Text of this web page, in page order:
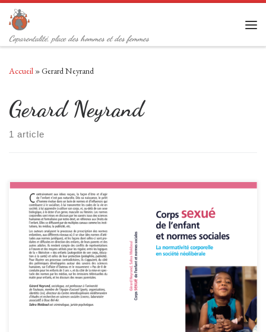
Passer au contenu
Coparentalité, place des hommes et des femmes
Accueil »Gerard Neyrand
Gerard Neyrand
1 article
Le mot de l’auteur, M. Gérard Neyrand : Chers amis, Bien qu’initiée il y
a 3 ans, la recherche sur la socialisation sexuée dont rend compte ce livre
prend un relief particulier dans cette période de dénonciation active par
certains extrémismes de la pseudo « théorie du genre », qui serait
enseignée […]